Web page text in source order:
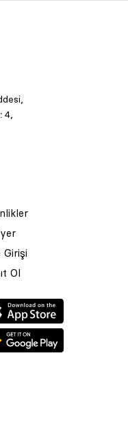
4,
Girişi
Ol
Şti. Bu Sitede Bulunan